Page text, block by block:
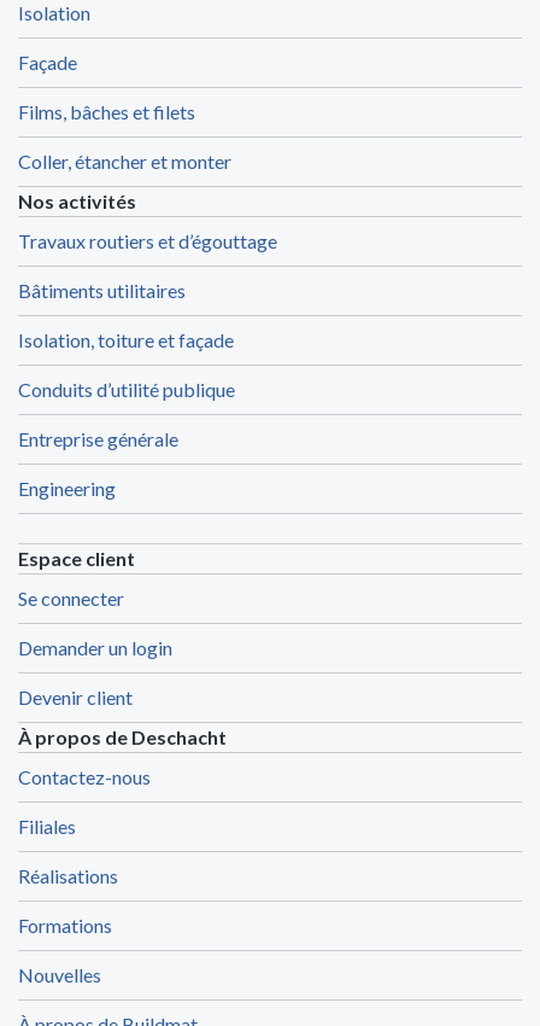
Isolation
Façade
Films, bâches et filets
Coller, étancher et monter
Nos activités
Travaux routiers et d’égouttage
Bâtiments utilitaires
Isolation, toiture et façade
Conduits d’utilité publique
Entreprise générale
Engineering
Espace client
Se connecter
Demander un login
Devenir client
À propos de Deschacht
Contactez-nous
Filiales
Réalisations
Formations
Nouvelles